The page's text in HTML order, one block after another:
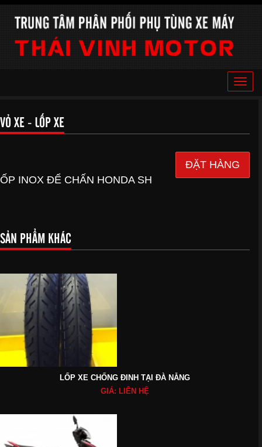
Toggle
VỎ XE - LỐP XE
ĐẶT HÀNG
ỐP INOX ĐỂ CHẤN HONDA SH
SẢN PHẨM KHÁC
LỐP XE CHỐNG ĐINH TẠI ĐÀ NẴNG
GIÁ: LIÊN HỆ